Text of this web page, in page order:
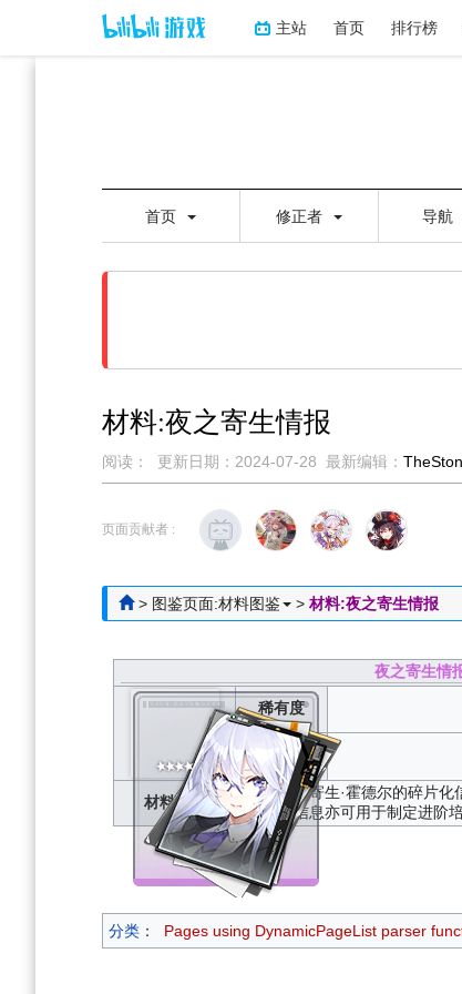
主站 首页 排行榜
首页 修正者 导航
材料:夜之寄生情报
阅读： 更新日期： 2024-07-28 最新编辑：
到
到
页面贡献者 :
> 图鉴页面:材料图鉴 > 材料:夜之寄生情报
夜之寄生情
稀有度
获取方式
材料描述
关于夜之寄生·霍德尔的碎片
碎片化信息亦可用于制定进阶培
分类 ： Pages using DynamicPageList parser